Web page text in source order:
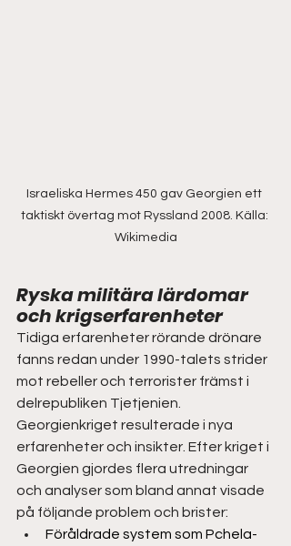
Israeliska Hermes 450 gav Georgien ett
taktiskt övertag mot Ryssland 2008. Källa:
Wikimedia
Ryska militära lärdomar
och krigserfarenheter
Tidiga erfarenheter rörande drönare
fanns redan under 1990-talets strider
mot rebeller och terrorister främst i
delrepubliken Tjetjenien.
Georgienkriget resulterade i nya
erfarenheter och insikter. Efter kriget i
Georgien gjordes flera utredningar
och analyser som bland annat visade
på följande problem och brister:
Föråldrade system som Pchela-